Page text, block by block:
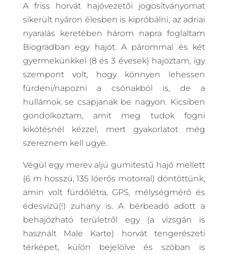
A friss horvát hajóvezetői jogosítványomat
sikerült nyáron élesben is kipróbálni, az adriai
nyaralás keretében három napra foglaltam
Biogradban egy hajót. A párommal és két
gyermekünkkel (8 és 3 évesek) hajóztam, így
szempont volt, hogy könnyen lehessen
fürdeni/napozni a csónakból is, de a
hullámok se csapjanak be nagyon. Kicsiben
gondolkoztam, amit meg tudok fogni
kikötésnél kézzel, mert gyakorlatot még
szereznem kell ugye.
Végül egy merev aljú gumitestű hajó mellett
(6 m hosszú, 135 lóerős motorral) döntöttünk,
amin volt fürdőlétra, GPS, mélységmérő és
édesvízű(!) zuhany is. A bérbeadó adott a
behajózható területről egy (a vizsgán is
használt Male Karte) horvát tengerészeti
térképet, külön bejelölve és szóban is